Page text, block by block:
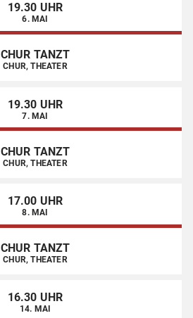
19.30 UHR
6. MAI
CHUR TANZT
CHUR, THEATER
19.30 UHR
7. MAI
CHUR TANZT
CHUR, THEATER
17.00 UHR
8. MAI
CHUR TANZT
CHUR, THEATER
16.30 UHR
14. MAI